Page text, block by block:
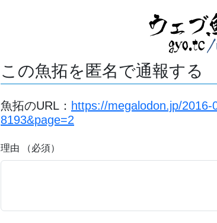
この魚拓を匿名で通報する
魚拓のURL： https://megalodon.jp/
8193&page=2
理由 （必須）